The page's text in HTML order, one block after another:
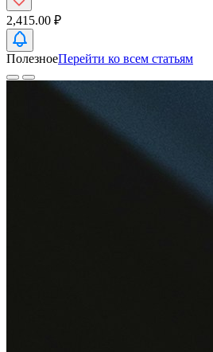
2,415.00 ₽
ПолезноеПерейти ко всем статьям